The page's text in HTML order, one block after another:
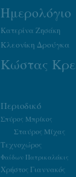
Ημερολόγιο
Κατερίνα Ζησάκη
Κλεονίκη Δρούγκα
Περιοδικό
Σπύρος Μπρίκος
Σταύρος Μίχας
Τεχνοχώρος
Φαίδων Πατρικαλάκις
Χρήστος Γιαννακός